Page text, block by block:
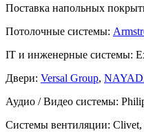
Поставка напольных
Потолочные системы:
IT и инженерные системы:
Двери: Versal Group,
Аудио / Видео системы:
Системы вентиляции: Clivet,